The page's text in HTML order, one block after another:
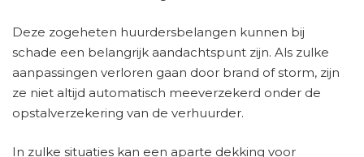
Deze zogeheten huurdersbelangen kunnen bij
schade een belangrijk aandachtspunt zijn. Als zulke
aanpassingen verloren gaan door brand of storm, zijn
ze niet altijd automatisch meeverzekerd onder de
opstalverzekering van de verhuurder.
In zulke situaties kan een aparte dekking voor